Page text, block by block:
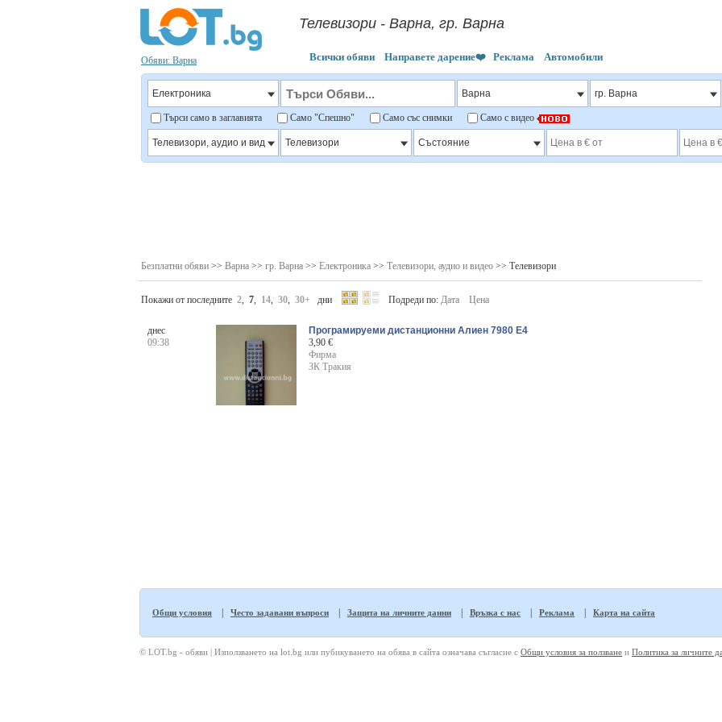
Обяви: Варна
Телевизори - Варна, гр. Варна
Всички обяви Направете дарение❤️ Реклама Автомобили
Търси само в заглавията Само "Спешно" Само със снимки Само с видео
Безплатни обяви >> Варна >> гр. Варна >> Електроника >> Телевизори, аудио и видео >> Телевизори
Покажи от последните 2 7 14 30 30+ дни Подреди по: Дата Цена
днес
09:38
Програмируеми дистанционни Алиен 7980 E4
3,90 €
Фирма
ЗК Тракия
Общи условия Често задавани въпроси Защита на личните данни Връзка с нас Реклама Карта на сайта
© LOT.bg - обяви | Използването на lot.bg или пубикуването на обява в сайта означава съгласие с Общи условия за ползване и Политика за личните